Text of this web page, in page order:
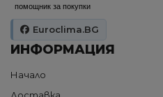
помощник за покупки
Euroclima.BG
ИНФОРМАЦИЯ
Начало